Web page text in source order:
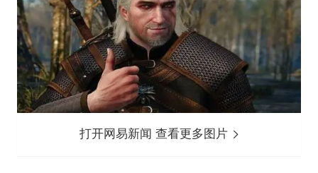
打开网易新闻 查看更多图片